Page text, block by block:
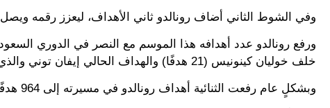
وفي الشوط الثاني أضاف رونالدو ثاني الأهداف، ليعزز رقمه ويصل إلى الهدف 501 في
خلف خوليان كينونيس (21 هدفًا) والهداف الحالي إيفان توني والذي أحرز 23 هدفًا.
وبشكلٍ عام رفعت الثنائية أهداف رونالدو في مسيرته إلى 964 هدفًا، ليواصل الاقتراب من هدفه الأكبر بالوصول إلى 1000 هدف قبل الاعتزال.